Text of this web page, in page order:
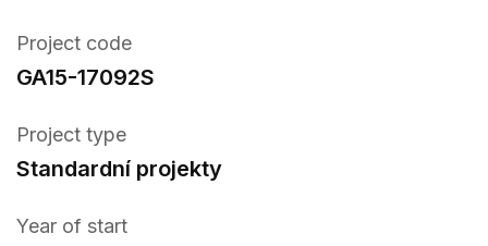
Project code
GA15-17092S
Project type
Standardní projekty
Year of start